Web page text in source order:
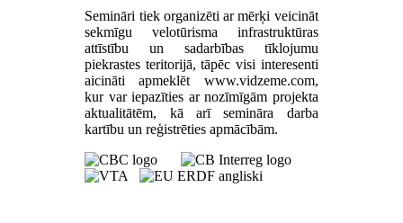
Semināri tiek organizēti ar mērķi veicināt
sekmīgu velotūrisma infrastruktūras
attīstību un sadarbības tīklojumu
piekrastes teritorijā, tāpēc visi interesenti
aicināti apmeklēt www.vidzeme.com,
kur var iepazīties ar nozīmīgām projekta
aktualitātēm, kā arī semināra darba
kartību un reģistrēties apmācībām.